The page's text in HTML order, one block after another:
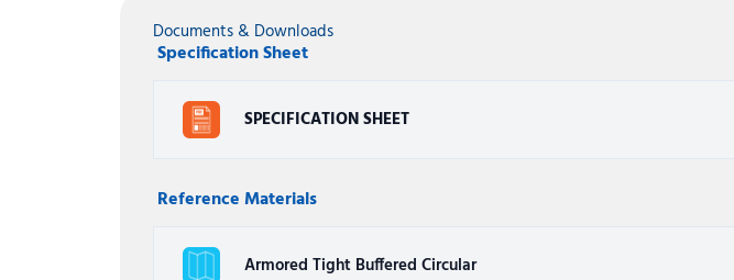
Documents & Downloads
Specification Sheet
SPECIFICATION SHEET
Reference Materials
Armored Tight Buffered Circular